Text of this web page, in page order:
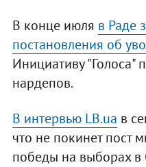
В конце июля в Раде
постановления об
Инициативу "Голоса"
нардепов.
В интервью LB.ua в
что не покинет пост
победы на выборах в